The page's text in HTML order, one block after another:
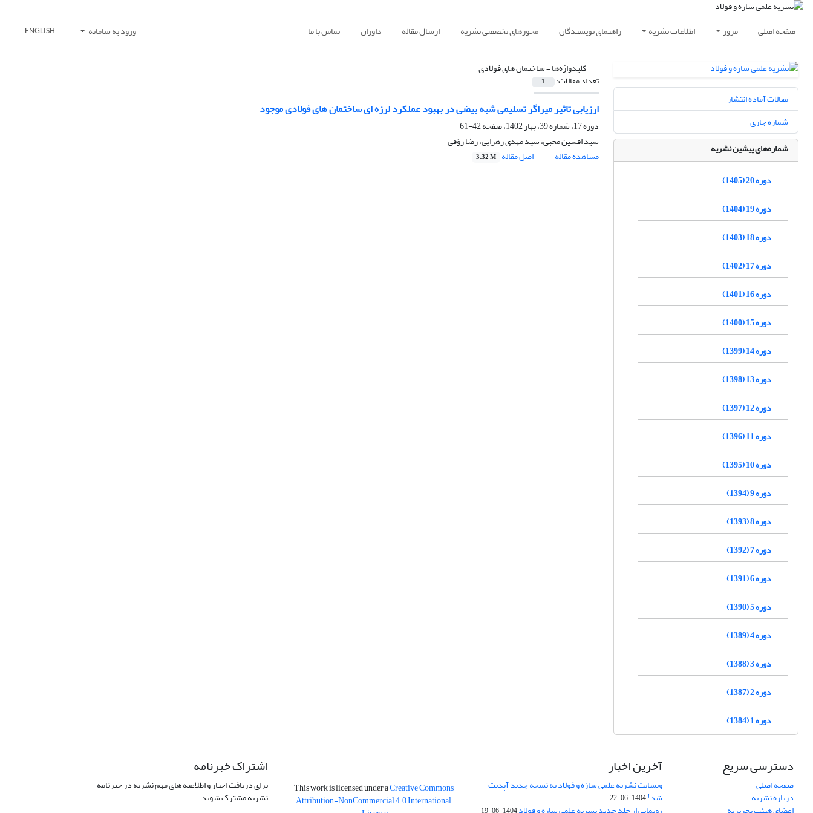
صفحه اصلی مرور اطلاعات نشریه راهنمای نویسندگان محورهای تخصصی نشریه ارسال مقاله داوران تماس با ما ورود به سامانه ENGLISH
کلیدواژه‌ها =ساختمان های فولادی
تعداد مقالات: 1
ارزیابی تاثیر میراگر تسلیمی شبه بیضی در بهبود عملکرد لرزه ای ساختمان های فولادی موجود
دوره 17، شماره 39، بهار 1402، صفحه
42-61
سید افشین محبی، سید مهدی زهرایی، رضا رؤفی
مشاهده مقاله
اصل مقاله 3.32 M
مقالات آماده انتشار
شماره جاری
شماره‌های پیشین نشریه
دوره 20 (1405)
دوره 19 (1404)
دوره 18 (1403)
دوره 17 (1402)
دوره 16 (1401)
دوره 15 (1400)
دوره 14 (1399)
دوره 13 (1398)
دوره 12 (1397)
دوره 11 (1396)
دوره 10 (1395)
دوره 9 (1394)
دوره 8 (1393)
دوره 7 (1392)
دوره 6 (1391)
دوره 5 (1390)
دوره 4 (1389)
دوره 3 (1388)
دوره 2 (1387)
دوره 1 (1384)
دسترسی سریع
صفحه اصلی
درباره نشریه
آخرین اخبار
وبسایت نشریه علمی سازه و فولاد به نسخه جدید آپدیت
شد!1404-06-22
This work is licensed under aCreative Commons
Attribution-NonCommercial 4.0 International
اشتراک خبرنامه
برای دریافت اخبار و اطلاعیه های مهم نشریه در خبرنامه
نشریه مشترک شوید.